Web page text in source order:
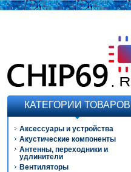
КАТЕГОРИИ ТОВАРОВ
Аксессуары и устройства
Акустические компоненты
Антенны, переходники и
удлинители
Вентиляторы